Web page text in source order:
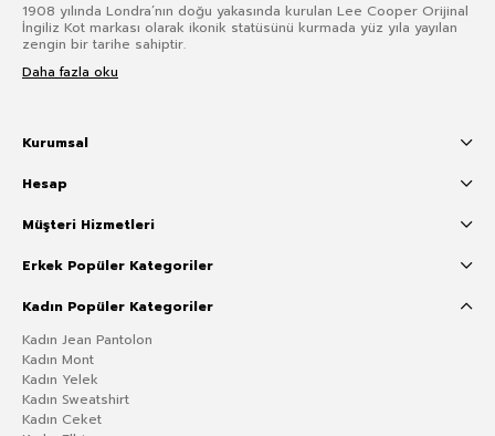
1908 yılında Londra’nın doğu yakasında kurulan Lee Cooper Orijinal
İngiliz Kot markası olarak ikonik statüsünü kurmada yüz yıla yayılan
zengin bir tarihe sahiptir.
Daha fazla oku
Kurumsal
Hesap
Müşteri Hizmetleri
Erkek Popüler Kategoriler
Kadın Popüler Kategoriler
Kadın Jean Pantolon
Kadın Mont
Kadın Yelek
Kadın Sweatshirt
Kadın Ceket